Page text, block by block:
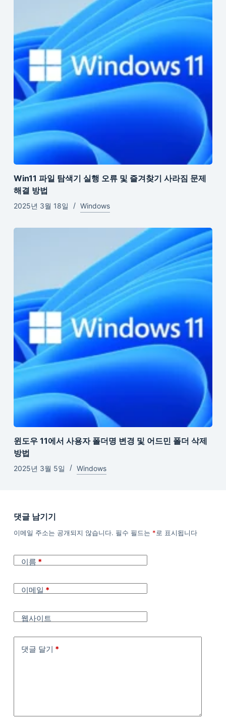
Win11 파일 탐색기 실행 오류 및 즐겨찾기 사라짐 문제
해결 방법
2025년 3월 18일 Windows
윈도우 11에서 사용자 폴더명 변경 및 어드민 폴더 삭제
방법
2025년 3월 5일 Windows
댓글 남기기
이메일 주소는 공개되지 않습니다. 필수 필드는 *로 표시됩니다
이름 *
이메일 *
웹사이트
댓글 달기 *